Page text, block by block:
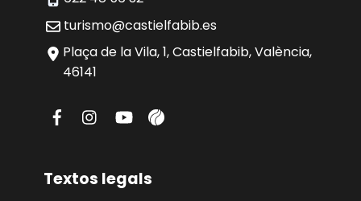
turismo@castielfabib.es
Plaça de la Vila, 1, Castielfabib, València,
46141
Textos legals